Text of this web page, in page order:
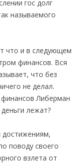
гос долг
называемого
что и в следующем
финансов. Вся
что без
не делал.
Либерман
лежат?
поводу своего
взлета от